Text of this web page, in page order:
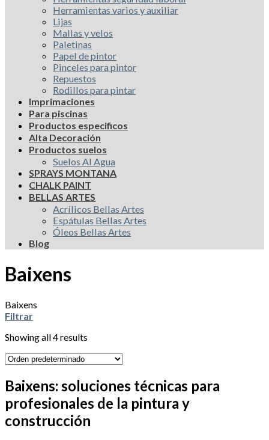
Herramientas varios y auxiliar
Lijas
Mallas y velos
Paletinas
Papel de pintor
Pinceles para pintor
Repuestos
Rodillos para pintar
Imprimaciones
Para piscinas
Productos especificos
Alta Decoración
Productos suelos
Suelos Al Agua
SPRAYS MONTANA
CHALK PAINT
BELLAS ARTES
Acrílicos Bellas Artes
Espátulas Bellas Artes
Óleos Bellas Artes
Blog
Baixens
Baixens
Filtrar
Showing all 4 results
Baixens: soluciones técnicas para
profesionales de la pintura y
construcción